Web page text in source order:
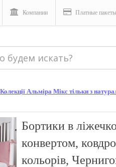
Компании Платные пакеты
Альміра Мікс тільки з
Бортики в
конвертом,
кольорів,